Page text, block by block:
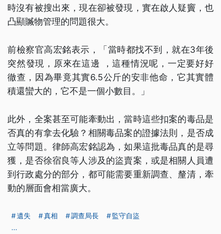
時沒有被搜出來，現在卻被發現，實在啟人疑竇，也
凸顯贓物管理的問題很大。
前檢察官高宏銘表示，「當時都找不到，就在3年後
突然發現，原來在這邊 ，這種情況呢，一定要好好
徹查，因為畢竟其實6.5公斤的安非他命，它其實體
積還蠻大的，它不是一個小數目。」
此外，全案甚至可能牽動出，當時這些扣案的毒品是
否真的有拿去化驗？相關毒品案的證據法則，是否成
立等問題。律師高宏銘認為，如果這批毒品真的是尋
獲，是否徐宿良等人涉及的盜賣案，或是相關人員遭
到行政處分的部分，都可能需要重新調查、釐清，牽
動的層面會相當廣大。
遺失 真相 調查局長
監守自盜
...